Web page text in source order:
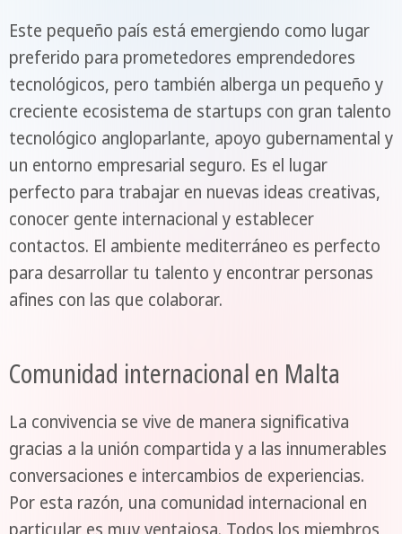
Este pequeño país está emergiendo como lugar
preferido para prometedores emprendedores
tecnológicos, pero también alberga un pequeño y
creciente ecosistema de startups con gran talento
tecnológico angloparlante, apoyo gubernamental y
un entorno empresarial seguro. Es el lugar
perfecto para trabajar en nuevas ideas creativas,
conocer gente internacional y establecer
contactos. El ambiente mediterráneo es perfecto
para desarrollar tu talento y encontrar personas
afines con las que colaborar.
Comunidad internacional en Malta
La convivencia se vive de manera significativa
gracias a la unión compartida y a las innumerables
conversaciones e intercambios de experiencias.
Por esta razón, una comunidad internacional en
particular es muy ventajosa. Todos los miembros